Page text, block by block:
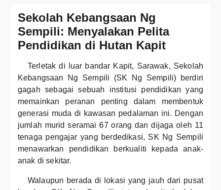
Sekolah Kebangsaan Ng
Sempili: Menyalakan Pelita
Pendidikan di Hutan Kapit
Terletak di luar bandar Kapit, Sarawak, Sekolah
Kebangsaan Ng Sempili (SK Ng Sempili) berdiri
gagah sebagai sebuah institusi pendidikan yang
memainkan peranan penting dalam membentuk
generasi muda di kawasan pedalaman ini. Dengan
jumlah murid seramai 67 orang dan dijaga oleh 11
tenaga pengajar yang berdedikasi, SK Ng Sempili
menawarkan pendidikan berkualiti kepada anak-
anak di sekitar.
Walaupun berada di lokasi yang jauh dari pusat